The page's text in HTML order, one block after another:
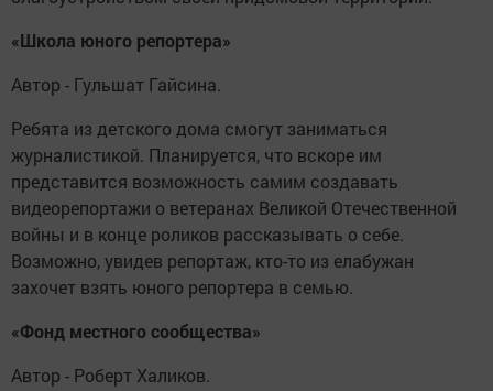
«Школа юного репортера»
Автор - Гульшат Гайсина.
Ребята из детского дома смогут заниматься
журналистикой. Планируется, что вскоре им
представится возможность самим создавать
видеорепортажи о ветеранах Великой Отечественной
войны и в конце роликов рассказывать о себе.
Возможно, увидев репортаж, кто-то из елабужан
захочет взять юного репортера в семью.
«Фонд местного сообщества»
Автор - Роберт Халиков.